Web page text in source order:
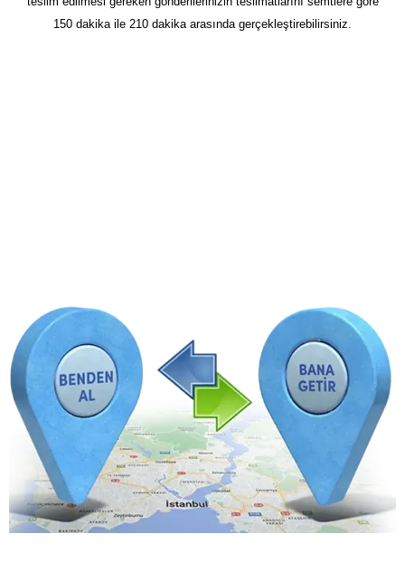
150 dakika ile 210 dakika arasında gerçekleştirebilirsiniz.